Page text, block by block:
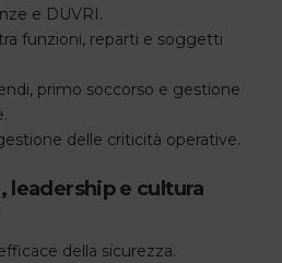
e DUVRI.
funzioni, reparti e soggetti
primo soccorso e gestione
delle criticità operative.
leadership e cultura
della sicurezza.